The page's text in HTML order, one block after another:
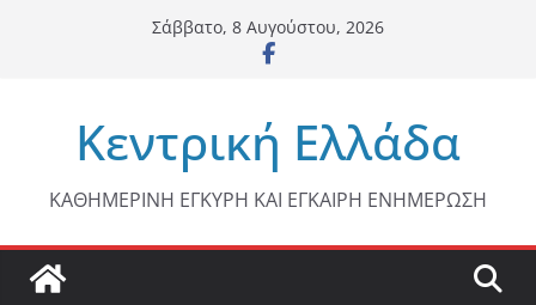
Σάββατο, 8 Αυγούστου, 2026
Κεντρική Ελλάδα
ΚΑΘΗΜΕΡΙΝΗ ΕΓΚΥΡΗ ΚΑΙ ΕΓΚΑΙΡΗ ΕΝΗΜΕΡΩΣΗ